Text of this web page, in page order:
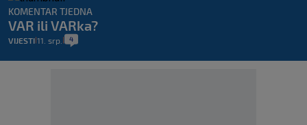
KOMENTAR TJEDNA
VAR ili VARka?
VIJESTI 11. srp. 4